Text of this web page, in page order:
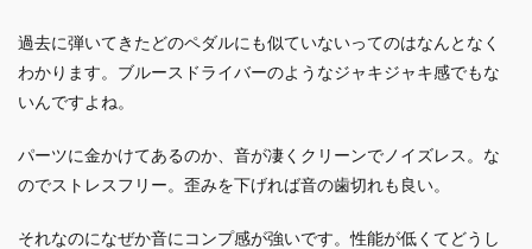
過去に弾いてきたどのペダルにも似ていないってのはなんとなく
わかります。ブルースドライバーのようなジャキジャキ感でもな
いんですよね。
パーツに金かけてあるのか、音が凄くクリーンでノイズレス。な
のでストレスフリー。歪みを下げれば音の歯切れも良い。
それなのになぜか音にコンプ感が強いです。性能が低くてどうし